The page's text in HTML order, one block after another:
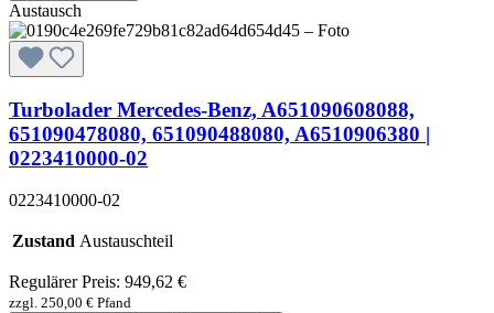
Austausch
Turbolader Mercedes-Benz, A651090608088,
651090478080, 651090488080, A6510906380 |
0223410000-02
0223410000-02
Zustand Austauschteil
Regulärer Preis: 949,62 €
zzgl. 250,00 € Pfand